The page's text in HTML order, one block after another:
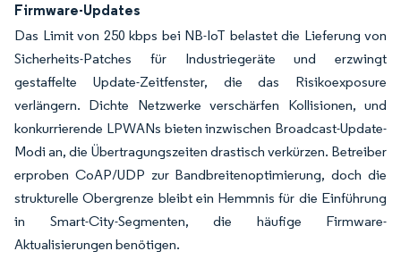
Firmware-Updates
Das Limit von 250 kbps bei NB-IoT belastet die Lieferung von
Sicherheits-Patches für Industriegeräte und erzwingt
gestaffelte Update-Zeitfenster, die das Risikoexposure
verlängern. Dichte Netzwerke verschärfen Kollisionen, und
konkurrierende LPWANs bieten inzwischen Broadcast-Update-
Modi an, die Übertragungszeiten drastisch verkürzen. Betreiber
erproben CoAP/UDP zur Bandbreitenoptimierung, doch die
strukturelle Obergrenze bleibt ein Hemmnis für die Einführung
in Smart-City-Segmenten, die häufige Firmware-
Aktualisierungen benötigen.